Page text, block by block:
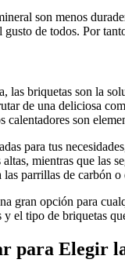
son menos
de todos. Por
las briquetas son la
de una deliciosa
calentadores son
para tus
mientras que las
las parrillas de carbón
gran opción para
el tipo de briquetas
para Elegir